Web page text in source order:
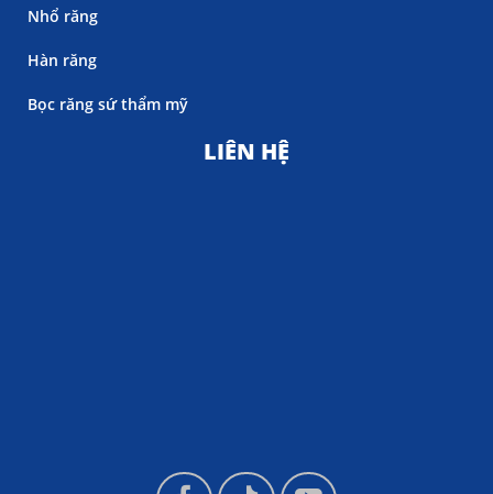
Nhổ răng
Hàn răng
Bọc răng sứ thẩm mỹ
LIÊN HỆ